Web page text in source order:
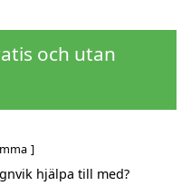
och utan
hjälpa till med?